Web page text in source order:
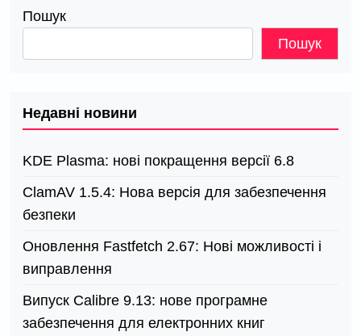
Пошук
Пошук
Недавні новини
KDE Plasma: нові покращення версії 6.8
ClamAV 1.5.4: Нова версія для забезпечення
безпеки
Оновлення Fastfetch 2.67: Нові можливості і
виправлення
Випуск Calibre 9.13: нове програмне
забезпечення для електронних книг